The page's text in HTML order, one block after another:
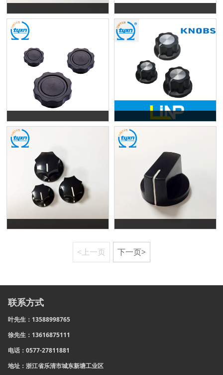
<上一页 下一页>
联系方式
叶先生：13588998765
徐先生：13616875111
电话：0577-27811881
地址：浙江省乐清市城东新塘工业区